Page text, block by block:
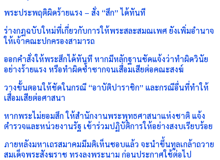
พระประพฤติผิดร้ายแรง – สั่ง “สึก” ได้ทันที
ร่างกฎฉบับใหม่ที่เกี่ยวกับการให้พระสละสมณเพศ ยังเพิ่มอำนาจ
ให้เจ้าคณะปกครองสามารถ
ออกคำสั่งให้พระสึกได้ทันที หากมีหลักฐานชัดแจ้งว่าทำผิดวินัย
อย่างร้ายแรง หรือทำผิดซ้ำซากจนเสื่อมเสียต่อคณะสงฆ์
วางขั้นตอนให้ชัดในกรณี “อาบัติปาราชิก” และกรณีอื่นที่ทำให้
เสื่อมเสียต่อศาสนา
หากพระไม่ยอมสึก ให้สำนักงานพระพุทธศาสนาแห่งชาติ แจ้ง
ตำรวจและหน่วยงานรัฐ เข้าร่วมปฏิบัติการให้อย่างสงบเรียบร้อย
ภายหลังมหาเถรสมาคมมีมติเห็นชอบแล้ว จะนำขึ้นทูลเกล้าถวาย
สมเด็จพระสังฆราช ทรงลงพระนาม ก่อนประกาศใช้ต่อไป